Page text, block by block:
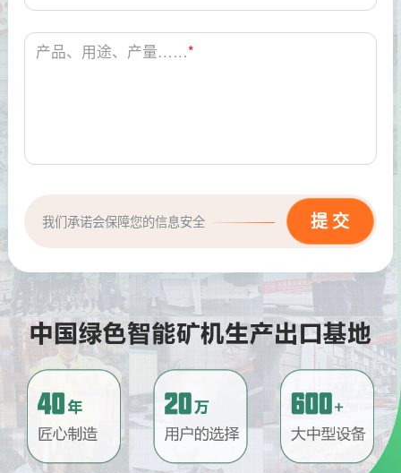
产品、用途、产量……*
我们承诺会保障您的信息安全
问 请问厂家地址在哪？
答
河南省郑州市高新技术开发区梧
桐街与红松路交叉口中国高端矿